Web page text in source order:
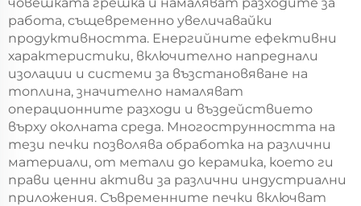
работа, същевременно увеличавайки
продуктивността. Енергийните ефективни
характеристики, включително напреднали
изолации и системи за възстановяване на
топлина, значително намаляват
операционните разходи и въздействието
върху околната среда. Многострунността на
тези печки позволява обработка на различни
материали, от метали до керамика, което ги
прави ценни активи за различни индустриални
приложения. Съвременните печки включват